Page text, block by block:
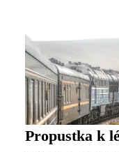
Propustka k